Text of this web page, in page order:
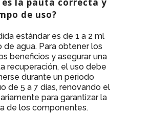
de uso?
estándar es de 1 a 2 ml
de agua. Para obtener los
beneficios y asegurar una
recuperación, el uso debe
durante un periodo
de 5 a 7 días, renovando el
para garantizar la
de los componentes.